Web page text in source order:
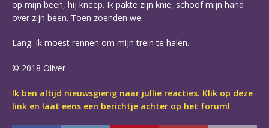
op mijn been, hij kneep. Ik pakte zijn knie, schoof mijn hand
over zijn been. Toen zoenden we.
Lang. Ik moest rennen om mijn trein te halen.
© 2018 Oliver
Ik ben altijd nieuwsgierig naar jullie reacties. Klik op deze
link en laat eens een berichtje achter op het forum!